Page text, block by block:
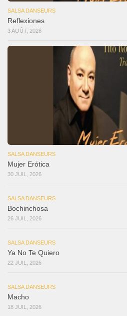
SALSA DANSEURS
Reflexiones
3 AOÛT, 2026
SALSA DANSEURS
Mujer Erótica
30 JUIL, 2026
SALSA DANSEURS
Bochinchosa
26 JUIL, 2026
SALSA DANSEURS
Ya No Te Quiero
22 JUIL, 2026
SALSA DANSEURS
Macho
18 JUIL, 2026